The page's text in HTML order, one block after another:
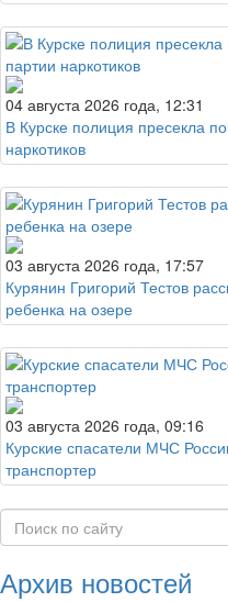
04 августа 2026 года, 12:31
В Курске полиция пресекла
наркотиков
03 августа 2026 года, 17:57
Курянин Григорий Тестов
ребенка на озере
03 августа 2026 года, 09:16
Курские спасатели МЧС
транспортер
Архив новостей